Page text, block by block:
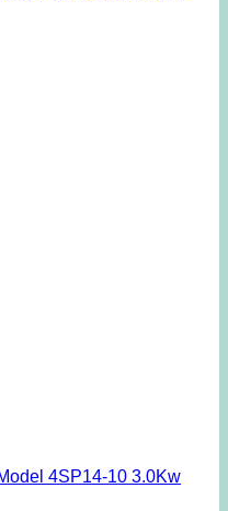
4SP14-10 3.0Kw